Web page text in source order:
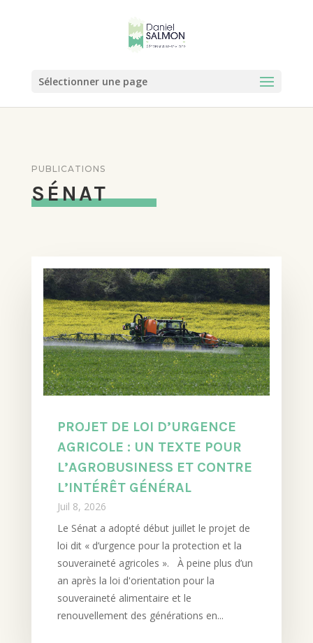
Sélectionner une page
PUBLICATIONS
SÉNAT
PROJET DE LOI D’URGENCE
AGRICOLE : UN TEXTE POUR
L’AGROBUSINESS ET CONTRE
L’INTÉRÊT GÉNÉRAL
Juil 8, 2026
Le Sénat a adopté début juillet le projet de
loi dit « d’urgence pour la protection et la
souveraineté agricoles ». À peine plus d’un
an après la loi d'orientation pour la
souveraineté alimentaire et le
renouvellement des générations en...